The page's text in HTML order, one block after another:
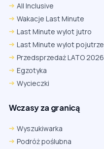
All Inclusive
Wakacje Last Minute
Last Minute wylot jutro
Last Minute wylot pojutrze
Przedsprzedaż LATO 2026
Egzotyka
Wycieczki
Wczasy za granicą
Wyszukiwarka
Podróż poślubna